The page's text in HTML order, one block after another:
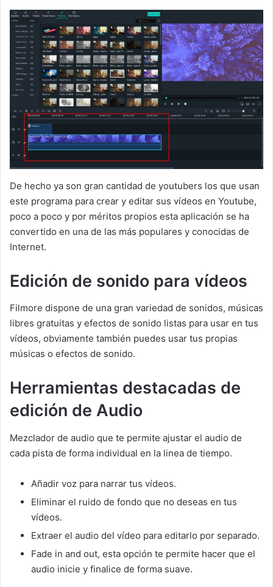
De hecho ya son gran cantidad de youtubers los que usan
este programa para crear y editar sus vídeos en Youtube,
poco a poco y por méritos propios esta aplicación se ha
convertido en una de las más populares y conocidas de
Internet.
Edición de sonido para vídeos
Filmore dispone de una gran variedad de sonidos, músicas
libres gratuitas y efectos de sonido listas para usar en tus
vídeos, obviamente también puedes usar tus propias
músicas o efectos de sonido.
Herramientas destacadas de
edición de Audio
Mezclador de audio que te permite ajustar el audio de
cada pista de forma individual en la linea de tiempo.
Añadir voz para narrar tus vídeos.
Eliminar el ruido de fondo que no deseas en tus
vídeos.
Extraer el audio del vídeo para editarlo por separado.
Fade in and out, esta opción te permite hacer que el
audio inicie y finalice de forma suave.